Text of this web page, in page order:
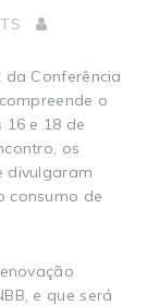
da Conferência
o
e 18 de
os
divulgaram
consumo de
e que será